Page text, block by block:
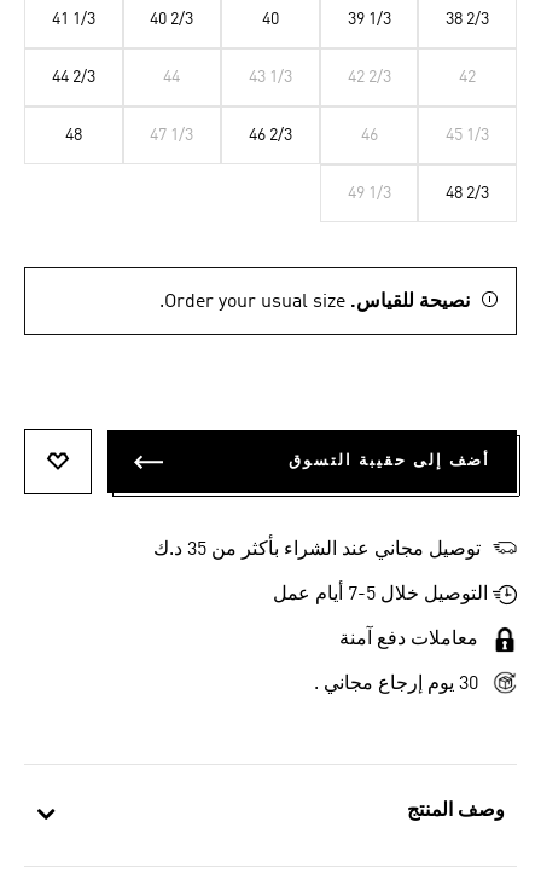
وصف المنتج
38 2/3
39 1/3
40
40 2/3
41 1/3
42
42 2/3
43 1/3
44
44 2/3
45 1/3
46
46 2/3
47 1/3
48
48 2/3
49 1/3
نصيحة للقياس. Order your usual size.
أضف إلى حقيبة التسوق
توصيل مجاني عند الشراء بأكثر من 35 د.ك
التوصيل خلال 5-7 أيام عمل
معاملات دفع آمنة